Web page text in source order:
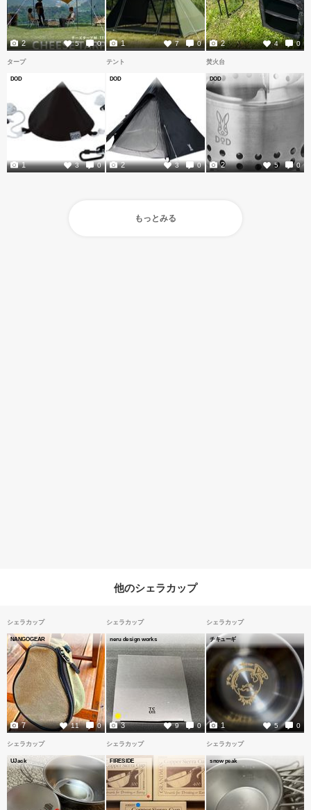
5 0
2 7 0
1 4 0
2
タープ
DOD
3 0
1
テント
DOD
3 0
2
焚火台
DOD
5 0
2
もっとみる
他のシェラカップ
シェラカップ
NANGOGEAR
11 0
7
シェラカップ
neru design works
9 0
3
シェラカップ
チキューギ
5 0
1
シェラカップ
UJack
シェラカップ
FIRESIDE
シェラカップ
snow peak